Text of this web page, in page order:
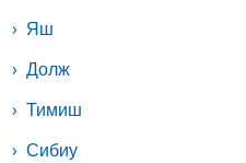
Яш
Долж
Тимиш
Сибиу